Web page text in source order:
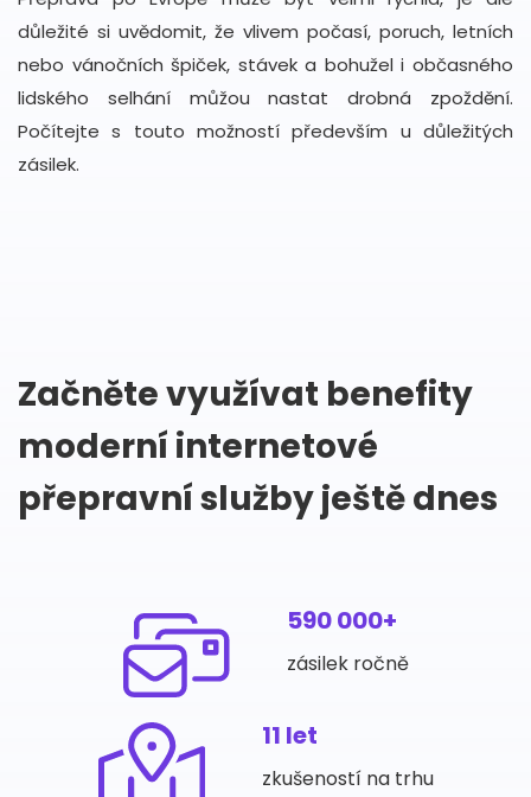
důležité si uvědomit, že vlivem počasí, poruch, letních
nebo vánočních špiček, stávek a bohužel i občasného
lidského selhání můžou nastat drobná zpoždění.
Počítejte s touto možností především u důležitých
zásilek.
Začněte využívat benefity
moderní internetové
přepravní služby ještě dnes
590 000+
zásilek ročně
11 let
zkušeností na trhu